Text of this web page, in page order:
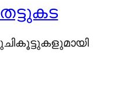
തട്ടുകട